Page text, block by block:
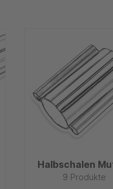
Halbschalen
9 Produkte